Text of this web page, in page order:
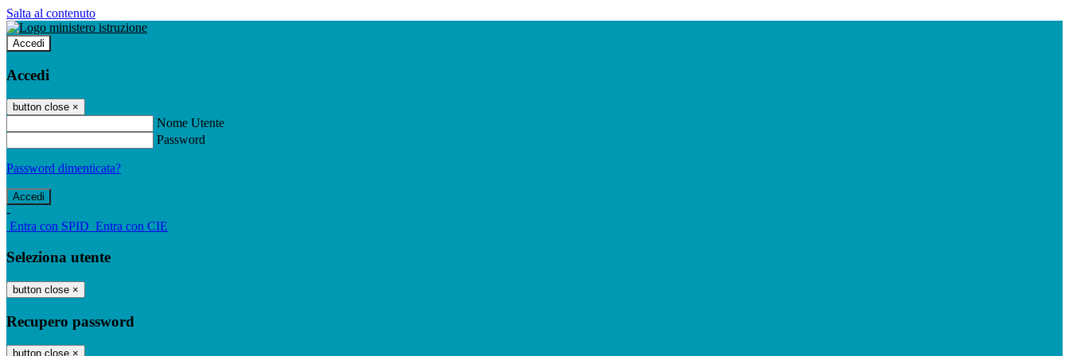
Salta al contenuto
Accedi
Accedi
button close ×
Nome Utente
Password
Password dimenticata?
-
Entra con SPID Entra con CIE
Seleziona utente
button close ×
Recupero password
button close ×